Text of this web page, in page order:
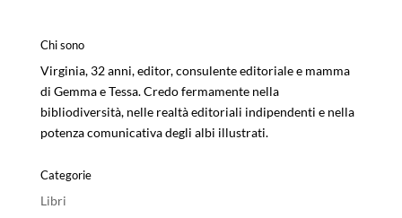
Chi sono
Virginia, 32 anni, editor, consulente editoriale e mamma
di Gemma e Tessa. Credo fermamente nella
bibliodiversità, nelle realtà editoriali indipendenti e nella
potenza comunicativa degli albi illustrati.
Categorie
Libri